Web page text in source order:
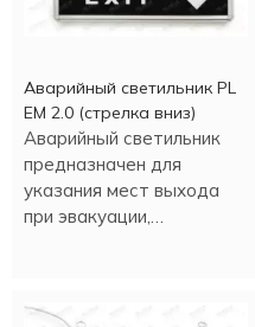
Аварийный светильник PL
EM 2.0 (стрелка вниз)
Аварийный светильник
предназначен для
указания мест выхода
при эвакуации,